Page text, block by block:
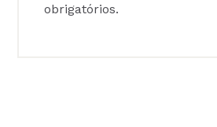
obrigatórios.